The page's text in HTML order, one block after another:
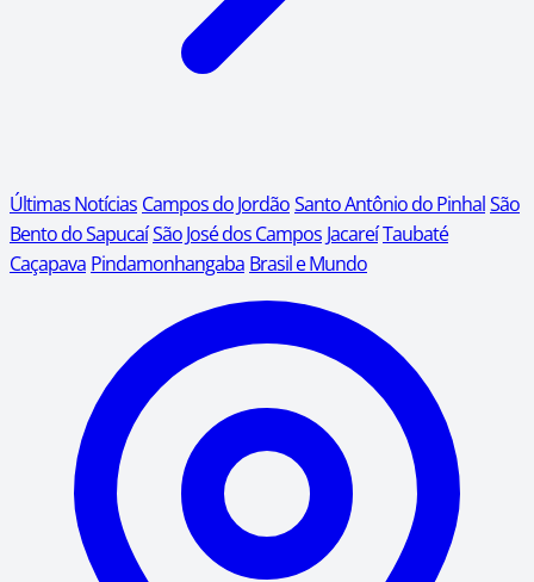
Últimas Notícias Campos do JordãoSanto Antônio do PinhalSão
Bento do SapucaíSão José dos Campos JacareíTaubaté
Caçapava Pindamonhangaba Brasil e Mundo